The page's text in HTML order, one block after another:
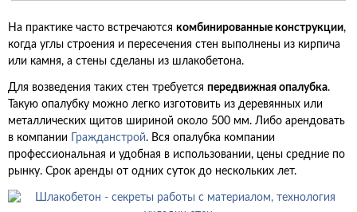
На практике часто встречаются комбинированные конструкции,
когда углы строения и пересечения стен выполнены из кирпича
или камня, а стены сделаны из шлакобетона.
Для возведения таких стен требуется передвижная опалубка.
Такую опалубку можно легко изготовить из деревянных или
металлических щитов шириной около 500 мм. Либо арендовать
в компании
Гражданстрой. Вся опалубка компании
профессиональная и удобная в использовании, цены средние по
рынку. Срок аренды от одних суток до нескольких лет.